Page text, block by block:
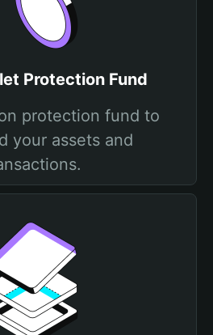
Protection Fund
protection fund to
your assets and